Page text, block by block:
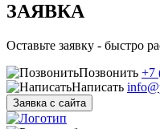
ЗАЯВКА
Оставьте заявку - быстро
Позвонить +7
Написать
Заявка с сайта